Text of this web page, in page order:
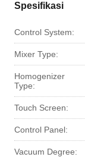
Spesifikasi
Control System:
Mixer Type:
Homogenizer
Type:
Touch Screen:
Control Panel:
Vacuum Degree: